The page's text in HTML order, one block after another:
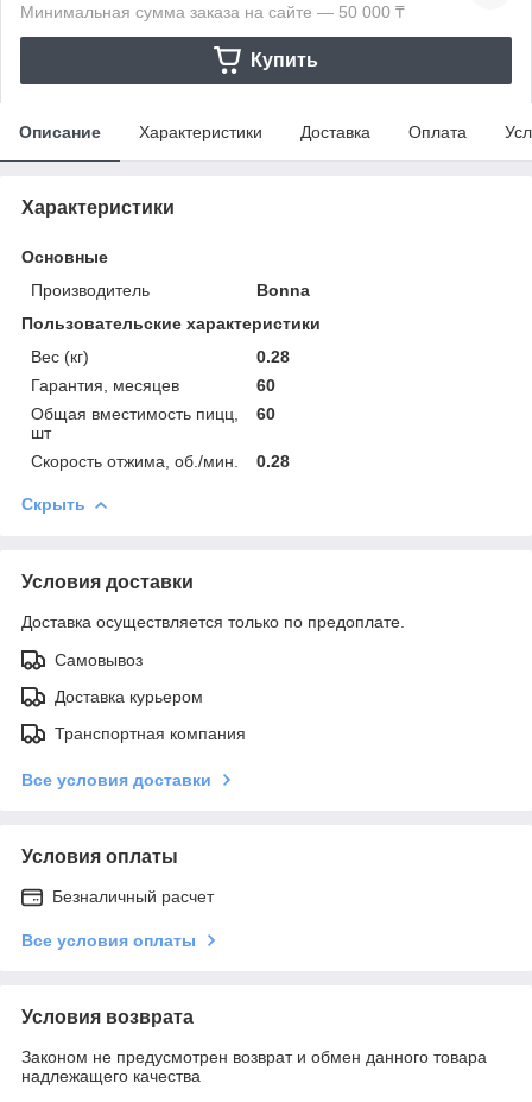
Минимальная сумма заказа на сайте — 50 000 ₸
Купить
Описание Характеристики Доставка Оплата
Характеристики
Основные
Производитель
Bonna
Пользовательские характеристики
Вес (кг)
0.28
Гарантия, месяцев
60
Общая вместимость пицц,
шт
60
Скорость отжима, об./мин. 0.28
Скрыть
Условия доставки
Доставка осуществляется только по предоплате.
Самовывоз
Доставка курьером
Транспортная компания
Все условия доставки
Условия оплаты
Безналичный расчет
Все условия оплаты
Условия возврата
Законом не предусмотрен возврат и обмен данного товара
надлежащего качества